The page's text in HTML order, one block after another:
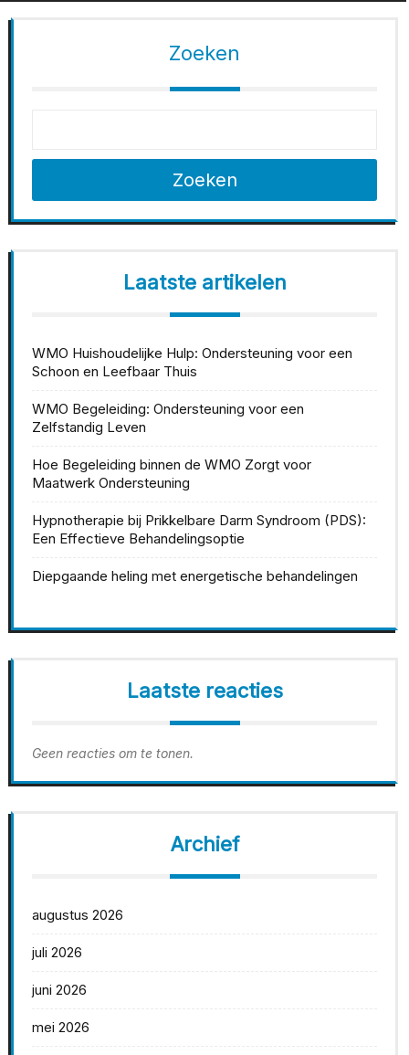
Zoeken
Zoeken
Laatste artikelen
WMO Huishoudelijke Hulp: Ondersteuning voor een
Schoon en Leefbaar Thuis
WMO Begeleiding: Ondersteuning voor een
Zelfstandig Leven
Hoe Begeleiding binnen de WMO Zorgt voor
Maatwerk Ondersteuning
Hypnotherapie bij Prikkelbare Darm Syndroom (PDS):
Een Effectieve Behandelingsoptie
Diepgaande heling met energetische behandelingen
Laatste reacties
Geen reacties om te tonen.
Archief
augustus 2026
juli 2026
juni 2026
mei 2026